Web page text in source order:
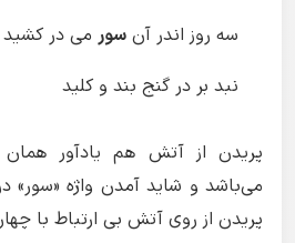
سه روز اندر آن سور می در کشید
نبد بر در گنج بند و کلید
پریدن از آتش هم یادآور
می‌باشد و شاید آمدن واژه «سور»
پریدن از روی آتش بی ارتباط با